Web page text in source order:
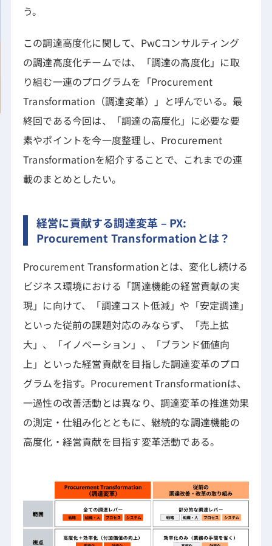
う。
この調達高度化に関して、PwCコンサルティング
の調達高度化チームでは、「調達の高度化」に取
り組む一連のプログラムを「Procurement
Transformation（調達変革）」と呼んでいる。最
終回である今回は、「調達の高度化」に必要な要
素やポイントを今一度整理し、Procurement
Transformationを紹介することで、これまでの連
載のまとめとしたい。
経営に貢献する調達変革 – PX:
Procurement Transformationとは？
Procurement Transformationとは、変化し続ける
ビジネス環境における「調達機能の経営貢献の実
現」に向けて、「調達コスト低減」や「安定調達」
といった従前の課題対応のみならず、「売上拡
大」、「イノベーション」、「ブランド価値向
上」といった経営貢献を目指した調達変革のプロ
グラムを指す。Procurement Transformationは、
一過性の改善活動とは異なり、調達変革の推進効果
の測定・仕組み化とともに、継続的な調達機能の
高度化・経営貢献を目指す変革活動である。